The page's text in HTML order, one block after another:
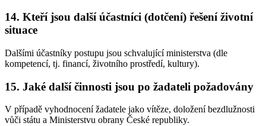
14. Kteří jsou další účastníci (dotčení) řešení životní
situace
Dalšími účastníky postupu jsou schvalující ministerstva (dle
kompetencí, tj. financí, životního prostředí, kultury).
15. Jaké další činnosti jsou po žadateli požadovány
V případě vyhodnocení žadatele jako vítěze, doložení bezdlužnosti
vůči státu a Ministerstvu obrany České republiky.